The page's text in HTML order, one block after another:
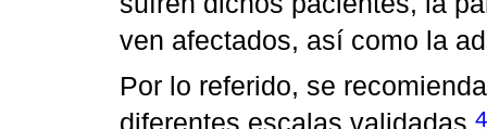
ven afectados, así como la
Por lo referido, se